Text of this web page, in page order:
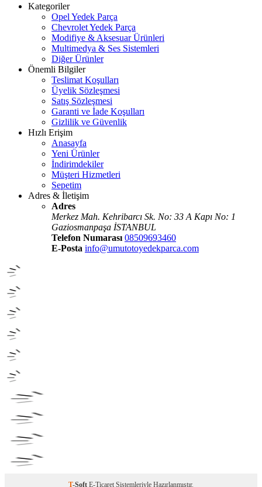
Kategoriler
Opel Yedek Parça
Chevrolet Yedek Parça
Modifiye & Aksesuar Ürünleri
Multimedya & Ses Sistemleri
Diğer Ürünler
Önemli Bilgiler
Teslimat Koşulları
Üyelik Sözleşmesi
Satış Sözleşmesi
Garanti ve İade Koşulları
Gizlilik ve Güvenlik
Hızlı Erişim
Anasayfa
Yeni Ürünler
İndirimdekiler
Müşteri Hizmetleri
Sepetim
Adres & İletişim
Adres
Merkez Mah. Kehribarcı Sk. No: 33 A Kapı No: 1
Gaziosmanpaşa İSTANBUL
Telefon Numarası 08509693460
E-Posta info@umutotoyedekparca.com
T-Soft E-Ticaret Sistemleriyle Hazırlanmıştır.